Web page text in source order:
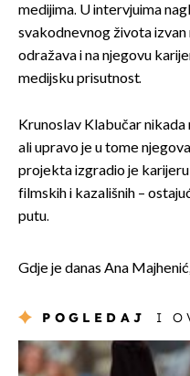
medijima. U intervjuima
svakodnevnog života
odražava i na njegovu
medijsku prisutnost.
Krunoslav Klabučar
ali upravo je u tome
projekta izgradio je
filmskih i kazališnih –
putu.
Gdje je danas Ana
POGLEDAJ I